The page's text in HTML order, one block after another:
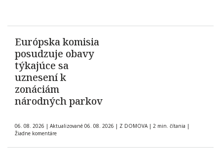
Európska komisia
posudzuje obavy
týkajúce sa
uznesení k
zonáciám
národných parkov
06. 08. 2026 | Aktualizované 06. 08. 2026 | Z DOMOVA | 2 min. čítania |
Žiadne komentáre